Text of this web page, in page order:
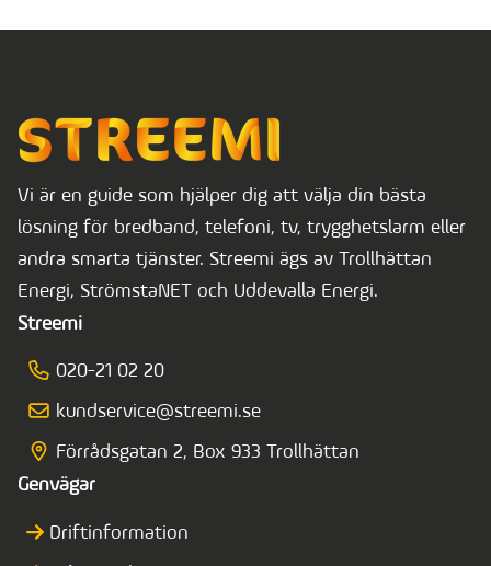
Vi är en guide som hjälper dig att välja din bästa
lösning för bredband, telefoni, tv, trygghetslarm eller
andra smarta tjänster. Streemi ägs av Trollhättan
Energi, StrömstaNET och Uddevalla Energi.
Streemi
020-21 02 20
kundservice@streemi.se
Förrådsgatan 2, Box 933 Trollhättan
Genvägar
Driftinformation